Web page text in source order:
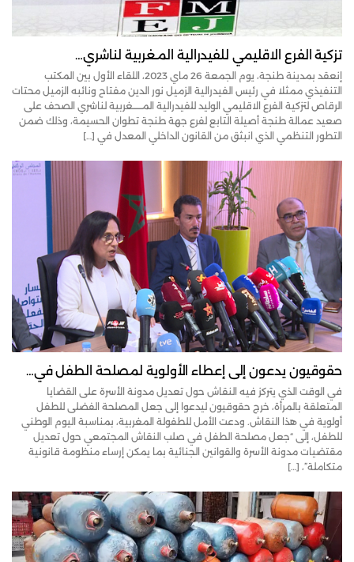
تزكية الفرع الاقليمي للفيدرالية المـغربية لناشري…
إنعقد بمدينة طنجة، يوم الجمعة 26 ماي 2023، اللقاء الأول بين المكتب
التنفيذي ممثلا في رئيس الفيدرالية الزميل نور الدين مفتاح ونائبه الزميل محتات
الرقاص لتزكية الفرع الاقليمي الوليد للفيدرالية المــــــغربية لناشري الصحف على
صعيد عمالة طنجة أصيلة التابع لفرع جهة طنجة تطوان الحسيمة، وذلك ضمن
التطور التنظمي الذي انبثق من القانون الداخلي المعدل في […]
حقوقيون يدعون إلى إعطاء الأولوية لمصلحة الطفل في…
في الوقت الذي يتركز فيه النقاش حول تعديل مدونة الأسرة على القضايا
المتعلقة بالمرأة، خرج حقوقيون ليدعوا إلى جعل المصلحة الفضلى للطفل
أولوية في هذا النقاش. ودعت الأمل للطفولة المغربية، بمناسبة اليوم الوطني
للطفل، إلى “جعل مصلحة الطفل في صلب النقاش المجتمعي حول تعديل
مقتضيات مدونة الأسرة والقوانين الجنائية بما يمكن إرساء منظومة قانونية
متكاملة”، […]